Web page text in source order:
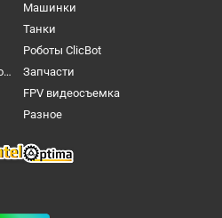
Машинки
Танки
Роботы ClicBot
Конструкторы, наборы для творчества и настольные игры
Запчасти
FPV видеосъемка
Разное